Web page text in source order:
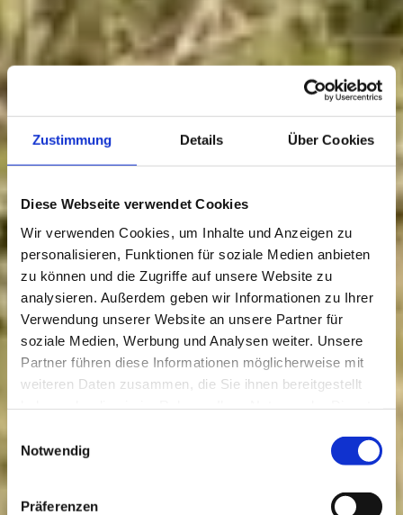
Zustimmung Details Über Cookies
Diese Webseite verwendet Cookies
Wir verwenden Cookies, um Inhalte und Anzeigen zu
personalisieren, Funktionen für soziale Medien anbieten
zu können und die Zugriffe auf unsere Website zu
analysieren. Außerdem geben wir Informationen zu Ihrer
Verwendung unserer Website an unsere Partner für
soziale Medien, Werbung und Analysen weiter. Unsere
Partner führen diese Informationen möglicherweise mit
weiteren Daten zusammen, die Sie ihnen bereitgestellt
Notwendig
Präferenzen